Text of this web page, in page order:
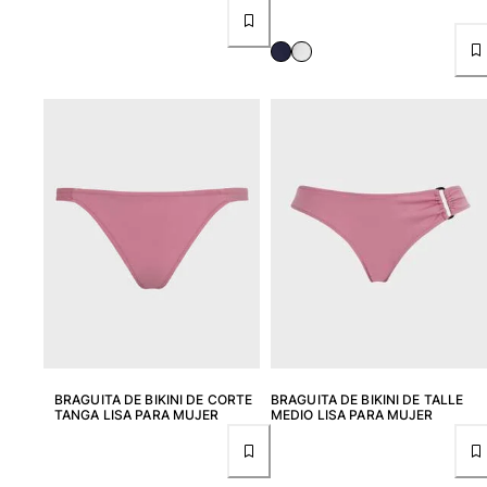
BRAGUITA DE BIKINI DE CORTE
TANGA LISA PARA MUJER
BRAGUITA DE BIKINI DE TALLE
MEDIO LISA PARA MUJER